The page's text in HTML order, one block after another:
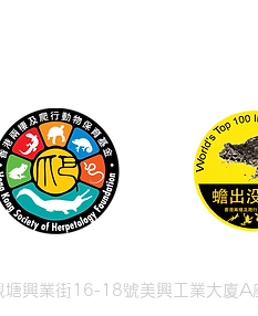
塘興業街16-18號美興工業大廈A